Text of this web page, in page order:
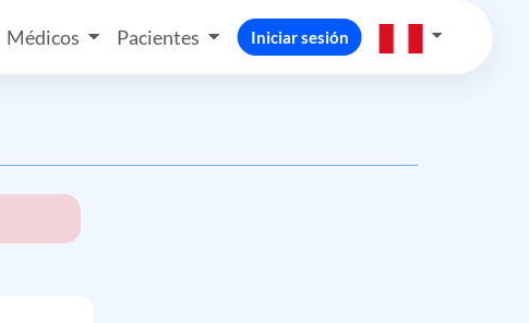
Médicos Pacientes Iniciar sesión